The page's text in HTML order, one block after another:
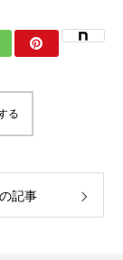
る
記事